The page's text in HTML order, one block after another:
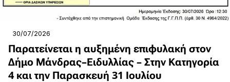
30/07/2026
Παρατείνεται η αυξημένη επιφυλακή στον
Δήμο Μάνδρας–Ειδυλλίας – Στην Κατηγορία
4 και την Παρασκευή 31 Ιουλίου